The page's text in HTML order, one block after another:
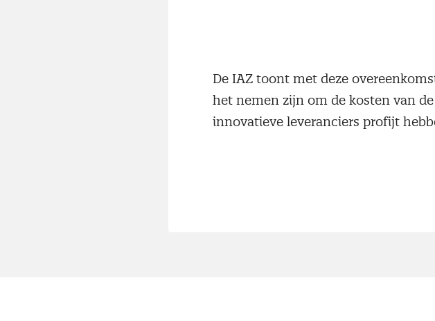
De IAZ toont met deze
het nemen zijn om de kosten van
innovatieve leveranciers profijt